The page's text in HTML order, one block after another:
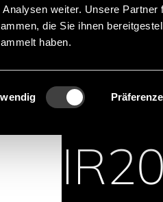
Analysen weiter. Unsere
die Sie ihnen
haben.
Sensoren